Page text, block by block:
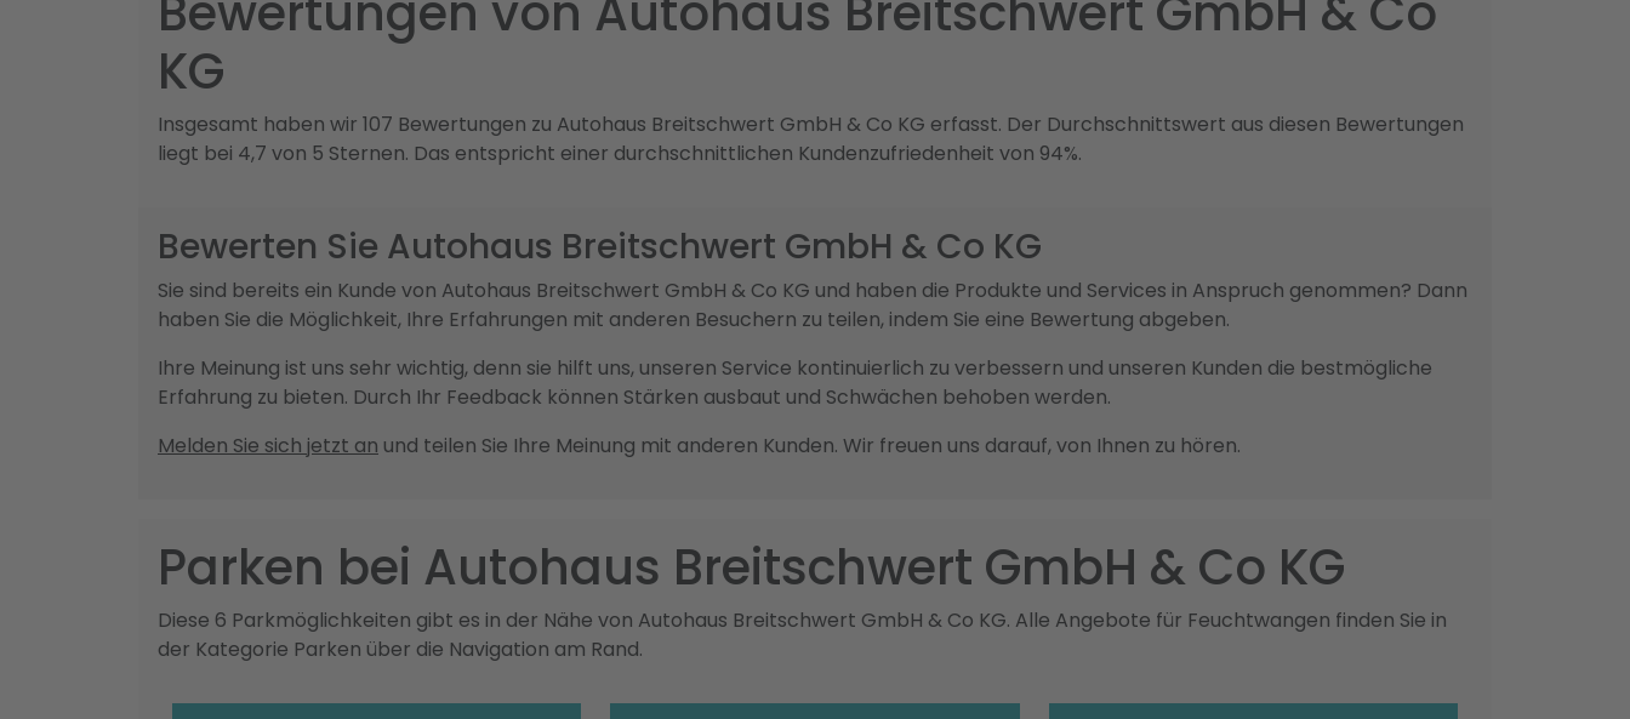
KG
Insgesamt haben wir 107 Bewertungen zu Autohaus Breitschwert GmbH & Co KG erfasst. Der Durchschnittswert aus diesen Bewertungen
liegt bei 4,7 von 5 Sternen. Das entspricht einer durchschnittlichen Kundenzufriedenheit von 94%.
Bewerten Sie Autohaus Breitschwert GmbH & Co KG
Sie sind bereits ein Kunde von Autohaus Breitschwert GmbH & Co KG und haben die Produkte und Services in Anspruch genommen? Dann
haben Sie die Möglichkeit, Ihre Erfahrungen mit anderen Besuchern zu teilen, indem Sie eine Bewertung abgeben.
Ihre Meinung ist uns sehr wichtig, denn sie hilft uns, unseren Service kontinuierlich zu verbessern und unseren Kunden die bestmögliche
Erfahrung zu bieten. Durch Ihr Feedback können Stärken ausbaut und Schwächen behoben werden.
Melden Sie sich jetzt an und teilen Sie Ihre Meinung mit anderen Kunden. Wir freuen uns darauf, von Ihnen zu hören.
Parken bei Autohaus Breitschwert GmbH & Co KG
Diese 6 Parkmöglichkeiten gibt es in der Nähe von Autohaus Breitschwert GmbH & Co KG. Alle Angebote für Feuchtwangen finden Sie in
der Kategorie Parken über die Navigation am Rand.